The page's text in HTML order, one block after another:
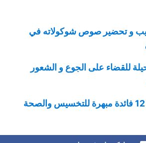
و تحضير صوص شوكولاته في
الرجيم: 20 حيلة للقضاء على الجوع و الشعور